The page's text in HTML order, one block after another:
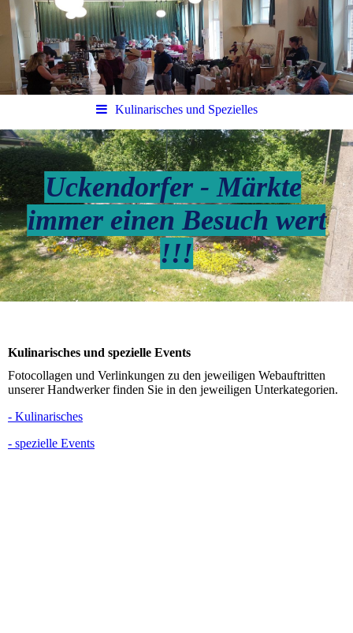
Kulinarisches und Spezielles
Uckendorfer - Märkte
immer einen Besuch wert
!!!
Kulinarisches und spezielle Events
Fotocollagen und Verlinkungen zu den jeweiligen Webauftritten
unserer Handwerker finden Sie in den jeweiligen Unterkategorien.
- Kulinarisches
- spezielle Events